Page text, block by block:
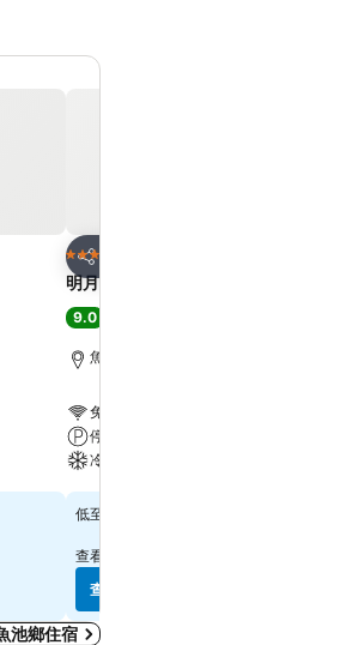
分享
3 星級
明月湖品味湖畔旅店
9.0
魚池鄉, 距離市中心 2.6 公里
免費 WiFi
停車場
冷氣
查看價格
低至
查看其他
查看價格
池鄉住宿